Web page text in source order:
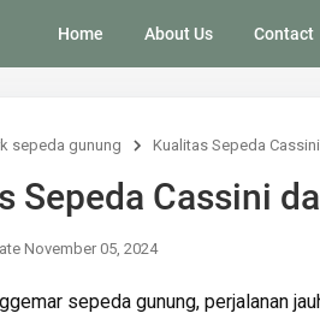
Home About Us Contact
sepeda gunung Kualitas Sepeda
Sepeda Cassini
November 05, 2024
sepeda gunung, perjalanan